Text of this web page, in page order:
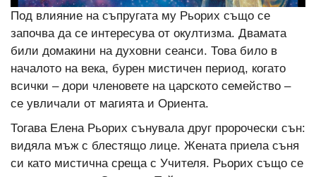
Под влияние на съпругата му Рьорих също се
започва да се интересува от окултизма. Двамата
били домакини на духовни сеанси. Това било в
началото на века, бурен мистичен период, когато
всички – дори членовете на царското семейство –
се увличали от магията и Ориента.
Тогава Елена Рьорих сънувала друг пророчески сън:
видяла мъж с блестящо лице. Жената приела съня
си като мистична среща с Учителя. Рьорих също се